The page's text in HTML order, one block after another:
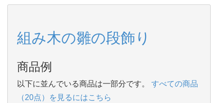
組み木の雛の段飾り
商品例
以下に並んでいる商品は一部分です。
すべての商品
（20点）を見るにはこちら